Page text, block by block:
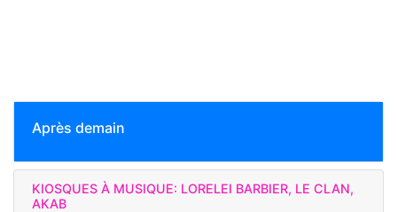
Après demain
KIOSQUES À MUSIQUE: LORELEI BARBIER, LE CLAN,
AKAB